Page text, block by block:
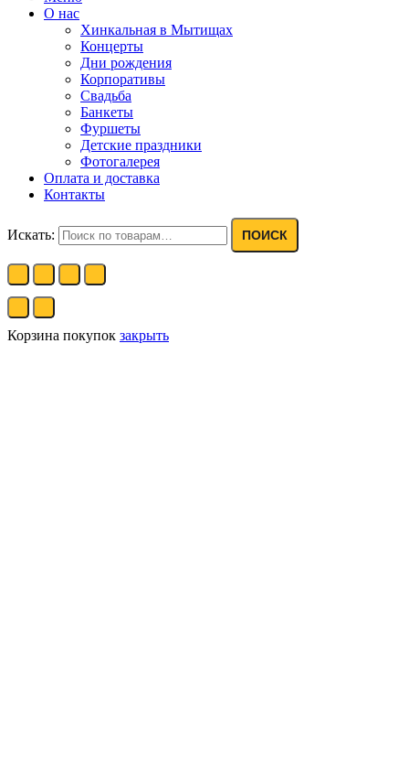
О нас
Хинкальная в Мытищах
Концерты
Дни рождения
Корпоративы
Свадьба
Банкеты
Фуршеты
Детские праздники
Фотогалерея
Оплата и доставка
Контакты
Искать: ПОИСК
Корзина покупок закрыть